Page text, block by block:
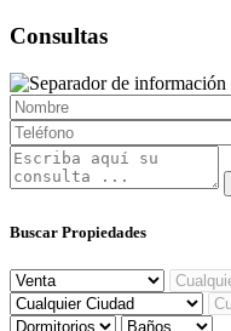
Consultas
Buscar Propiedades